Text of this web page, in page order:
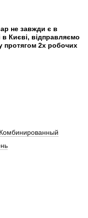
ребенка
мотошлемов
не завжди є в
в Києві, відправляємо
протягом 2х робочих
Комбинированный